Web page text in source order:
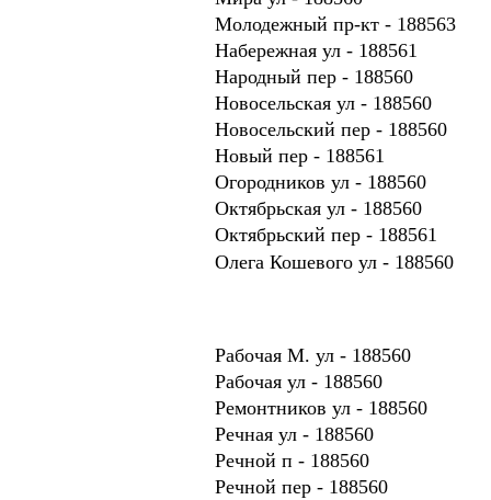
Молодежный пр-кт - 188563
Набережная ул - 188561
Народный пер - 188560
Новосельская ул - 188560
Новосельский пер - 188560
Новый пер - 188561
Огородников ул - 188560
Октябрьская ул - 188560
Октябрьский пер - 188561
Олега Кошевого ул - 188560
Рабочая М. ул - 188560
Рабочая ул - 188560
Ремонтников ул - 188560
Речная ул - 188560
Речной п - 188560
Речной пер - 188560